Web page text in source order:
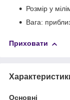
Розмір у
Вага:
Приховати
Основні